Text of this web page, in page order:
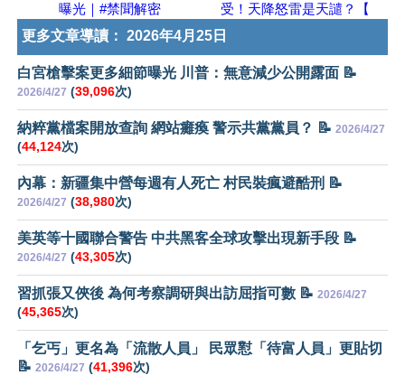
曝光｜#禁聞解密
受！天降怒雷是天譴？【
更多文章導讀： 2026年4月25日
白宮槍擊案更多細節曝光 川普：無意減少公開露面 📝
2026/4/27 (39,096次)
納粹黨檔案開放查詢 網站癱瘓 警示共黨黨員？ 📝 2026/4/27
(44,124次)
內幕：新疆集中營每週有人死亡 村民裝瘋避酷刑 📝
2026/4/27 (38,980次)
美英等十國聯合警告 中共黑客全球攻擊出現新手段 📝
2026/4/27 (43,305次)
習抓張又俠後 為何考察調研與出訪屈指可數 📝 2026/4/27
(45,365次)
「乞丐」更名為「流散人員」 民眾懟「待富人員」更貼切
📝 2026/4/27 (41,396次)